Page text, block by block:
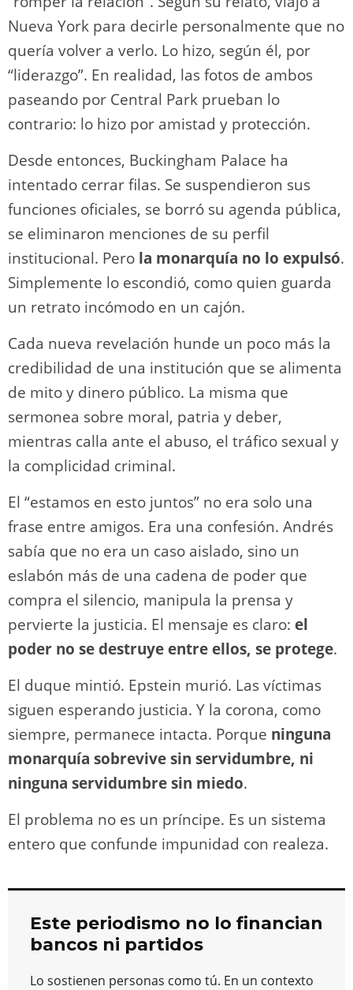
Nueva York para decirle personalmente que no
quería volver a verlo. Lo hizo, según él, por
“liderazgo”. En realidad, las fotos de ambos
paseando por Central Park prueban lo
contrario: lo hizo por amistad y protección.
Desde entonces, Buckingham Palace ha
intentado cerrar filas. Se suspendieron sus
funciones oficiales, se borró su agenda pública,
se eliminaron menciones de su perfil
institucional. Pero la monarquía no lo expulsó.
Simplemente lo escondió, como quien guarda
un retrato incómodo en un cajón.
Cada nueva revelación hunde un poco más la
credibilidad de una institución que se alimenta
de mito y dinero público. La misma que
sermonea sobre moral, patria y deber,
mientras calla ante el abuso, el tráfico sexual y
la complicidad criminal.
El “estamos en esto juntos” no era solo una
frase entre amigos. Era una confesión. Andrés
sabía que no era un caso aislado, sino un
eslabón más de una cadena de poder que
compra el silencio, manipula la prensa y
pervierte la justicia. El mensaje es claro: el
poder no se destruye entre ellos, se protege.
El duque mintió. Epstein murió. Las víctimas
siguen esperando justicia. Y la corona, como
siempre, permanece intacta. Porque ninguna
monarquía sobrevive sin servidumbre, ni
ninguna servidumbre sin miedo.
El problema no es un príncipe. Es un sistema
entero que confunde impunidad con realeza.
Este periodismo no lo financian
bancos ni partidos
Lo sostienen personas como tú. En un contexto